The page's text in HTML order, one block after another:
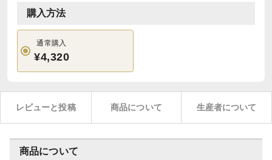
購入方法
通常購入
¥4,320
レビューと投稿 商品について 生産者について
商品について